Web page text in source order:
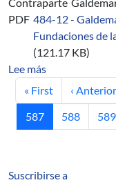
PDF 484-12 -
Fundaciones de
(121.17 KB)
Lee mássobre 484/12
Primera página
« First Página
‹ Anterior
Página actual
587 Página
588 589
Suscribirse a